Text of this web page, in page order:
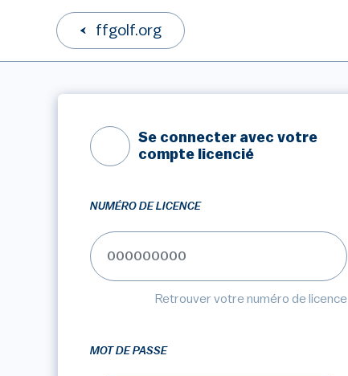
ffgolf.org
Se connecter avec votre
compte licencié
NUMÉRO DE LICENCE
Retrouver votre numéro de licence
MOT DE PASSE